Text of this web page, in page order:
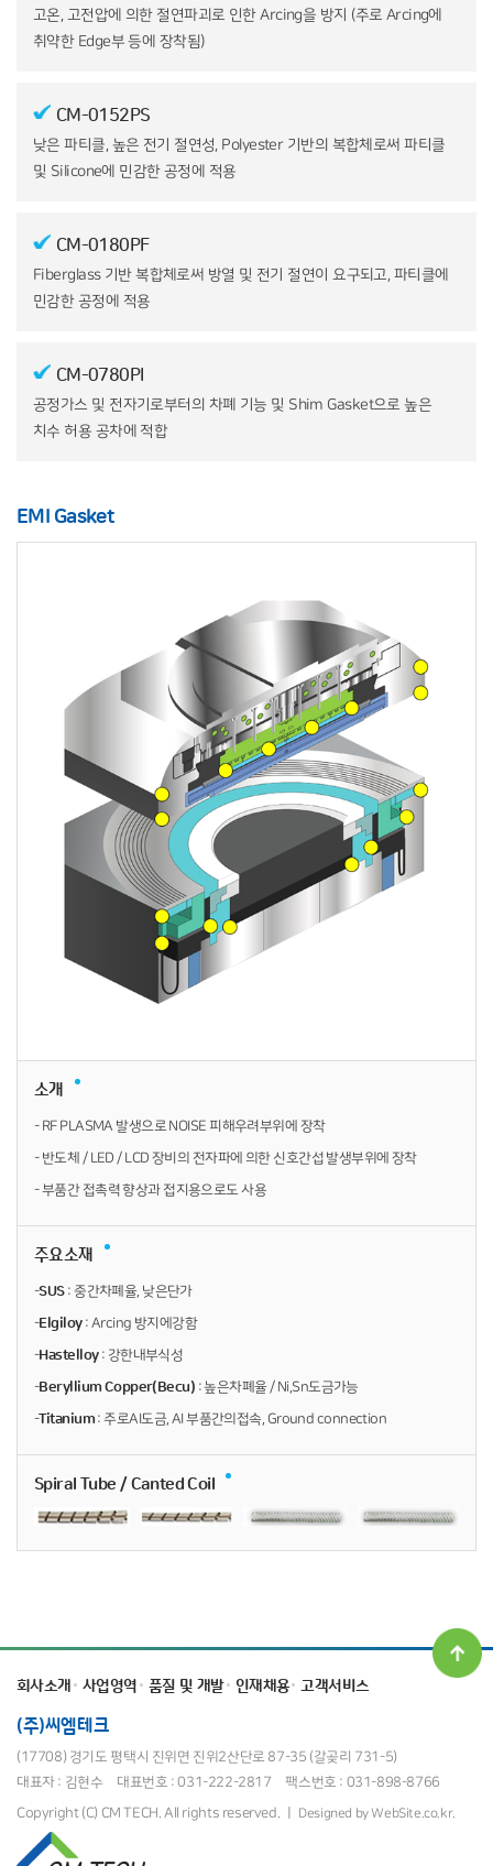
고온, 고전압에 의한 절연파괴로 인한 Arcing을 방지 (주로 Arcing에
취약한 Edge부 등에 장착됨)
CM-0152PS
낮은 파티클, 높은 전기 절연성, Polyester 기반의 복합체로써 파티클
및 Silicone에 민감한 공정에 적용
CM-0180PF
Fiberglass 기반 복합체로써 방열 및 전기 절연이요구되고, 파티클에
민감한 공정에 적용
CM-0780PI
공정가스 및 전자기로부터의 차폐 기능 및 Shim Gasket으로 높은
치수 허용 공차에 적합
EMI Gasket
소개
- RF PLASMA 발생으로 NOISE 피해우려부위에 장착
- 반도체 / LED / LCD 장비의 전자파에 의한 신호간섭 발생부위에 장착
- 부품간 접촉력 향상과 접지용으로도 사용
주요소재
-SUS : 중간차폐율, 낮은단가
-Elgiloy : Arcing 방지에강함
-Hastelloy : 강한내부식성
-Beryllium Copper(Becu) : 높은차폐율 / Ni,Sn도금가능
-Titanium: 주로AI도금, AI 부품간의접속, Ground connection
Spiral Tube / Canted Coil
회사소개 사업영역 품질 및 개발 인재채용 고객서비스
(주)씨엠테크
(17708) 경기도 평택시 진위면 진위2산단로 87-35 (갈곶리 731-5)
대표자 : 김현수
대표번호 : 031-222-2817
팩스번호 : 031-898-8766
Copyright (C) CM TECH. All rights reserved. ㅣ Designed by WebSite.co.kr.